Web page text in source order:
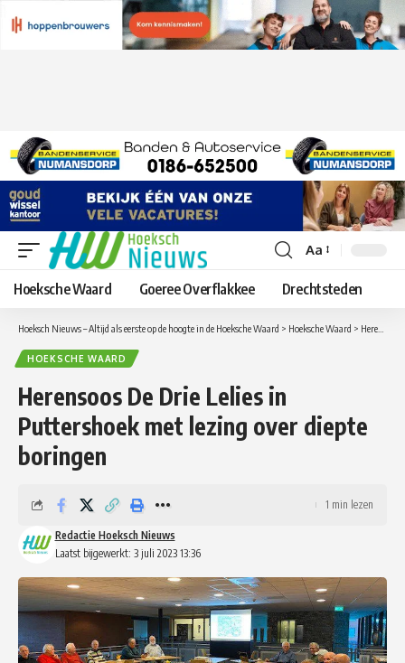
Lettergrootte
aanpassen
Aa
Hoeksche Waard Goeree Overflakkee Drechtsteden
Hoeksch Nieuws – Altijd als eerste op de hoogte in de Hoeksche Waard > Hoeksche Waard > Herensoos De Drie Lelies in Puttershoek met lezing over diepte boringen
HOEKSCHE WAARD
Herensoos De Drie Lelies in
Puttershoek met lezing over diepte
boringen
Laatst bijgewerkt: 3 juli 2023 13:36
Redactie Hoeksch Nieuws
1 min lezen